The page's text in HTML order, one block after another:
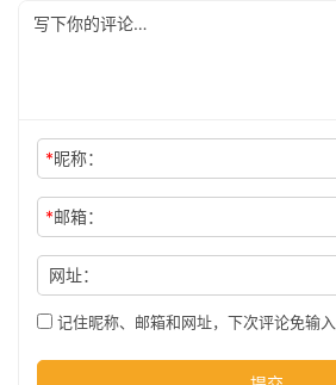
科
技
*昵称：
*邮箱：
网址：
记住昵称、邮箱和网址，下次评论免输入